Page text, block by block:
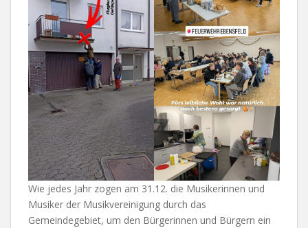
Wie jedes Jahr zogen am 31.12. die Musikerinnen und
Musiker der Musikvereinigung durch das
Gemeindegebiet, um den Bürgerinnen und Bürgern ein